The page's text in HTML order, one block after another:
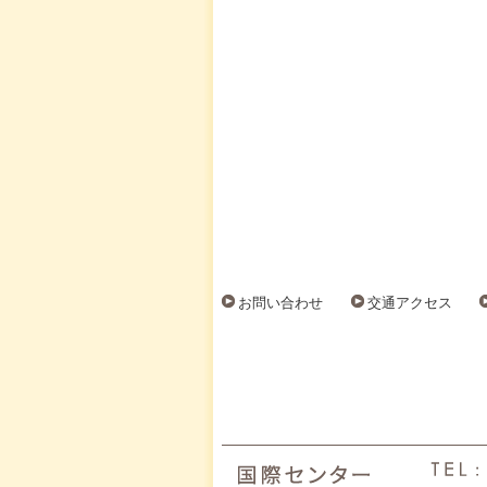
お問い合わせ 交通アクセス